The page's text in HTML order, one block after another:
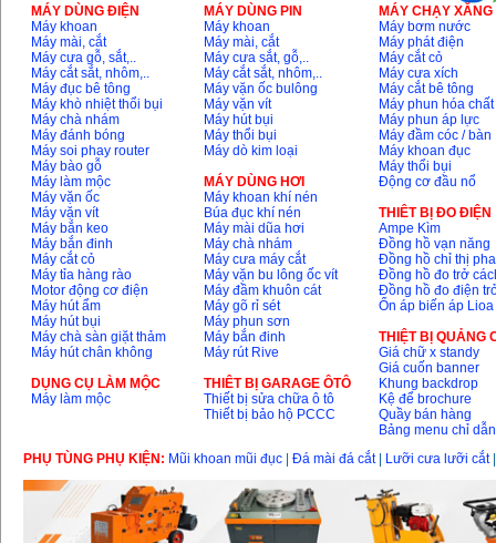
Giá: 7200000
Máy mài 100mm
Makita 9553B (710W)
Giá:1296000VND
MÁY DÙNG ĐIỆN
Máy khoan
Máy mài, cắt
Máy cưa gỗ, sắt,..
Máy cắt sắt, nhôm,..
Máy đục bê tông
Máy khò nhiệt thổi bụi
Máy chà nhám
Máy đánh bóng
Máy soi phay router
Máy bào gỗ
Máy làm mộc
Máy vặn ốc
Máy vặn vít
Máy bắn keo
Máy bắn đinh
Máy cắt cỏ
Máy tỉa hàng rào
Motor động cơ điện
Máy hút ẩm
Máy hút bụi
Máy chà sàn giặt thảm
Máy hút chân không
DỤNG CỤ LÀM MỘC
Máy làm mộc
MÁY DÙNG PIN
Máy khoan
Máy mài, cắt
Máy cưa sắt, gỗ,..
Máy cắt sắt, nhôm,..
Máy vặn ốc bulông
Máy vặn vít
Máy hút bụi
Máy thổi bụi
Máy dò kim loại
MÁY DÙNG HƠI
Máy khoan khí nén
Búa đục khí nén
Máy mài dũa hơi
Máy chà nhám
Máy cưa máy cắt
Máy vặn bu lông ốc vít
Máy đầm khuôn cát
Máy gõ rỉ sét
Máy phun sơn
Máy bắn đinh
Máy rút Rive
THIÊT BỊ GARAGE ÔTÔ
Thiết bị sửa chữa ô tô
Thiết bị bảo hộ PCCC
MÁY CHẠY
Máy bơm nước
Máy phát điện
Máy cắt cỏ
Máy cưa xích
Máy cắt bê tông
Máy phun hóa chất
Máy phun áp lực
Máy đầm cóc / bàn
Máy khoan đục
Máy thổi bụi
Động cơ đầu nổ
THIÊT BỊ ĐO ĐIỆN
Ampe Kìm
Đồng hồ vạn năng
Đồng hồ chỉ thị pha
Đồng hồ đo trở
Đồng hồ đo điện
Ổn áp biến áp Lioa
THIỆT BỊ QUẢNG
Giá chữ x standy
Giá cuốn banner
Khung backdrop
Kệ để brochure
Quầy bán hàng
Bảng menu chỉ dẫn
PHỤ TÙNG PHỤ KIỆN: Mũi khoan mũi đục Đá mài đá cắt| Lưỡi cưa lưỡi cắt